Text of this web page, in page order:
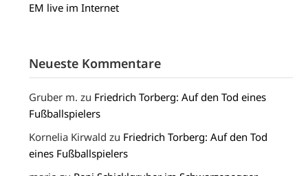
EM live im Internet
Neueste Kommentare
Gruber m. zu Friedrich Torberg: Auf den Tod eines
Fußballspielers
Kornelia Kirwald zu Friedrich Torberg: Auf den Tod
eines Fußballspielers